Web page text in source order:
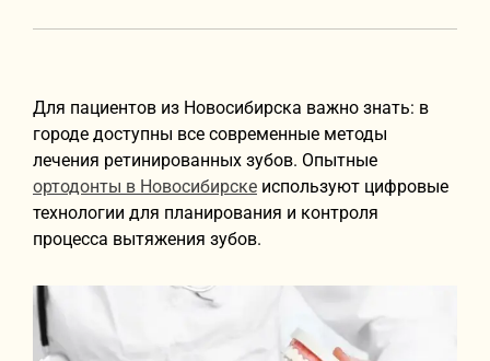
Для пациентов из Новосибирска важно знать: в
городе доступны все современные методы
лечения ретинированных зубов. Опытные
ортодонты в Новосибирске используют цифровые
технологии для планирования и контроля
процесса вытяжения зубов.